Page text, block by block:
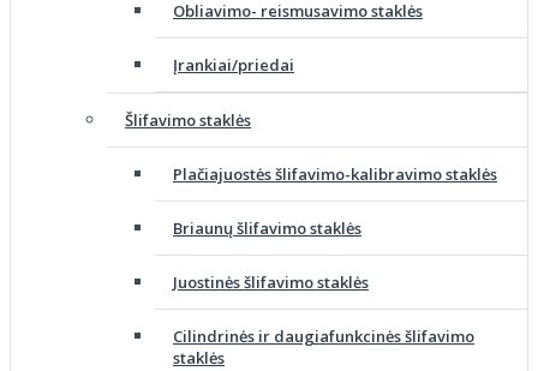
Obliavimo- reismusavimo staklės
Įrankiai/priedai
Šlifavimo staklės
Plačiajuostės šlifavimo-kalibravimo staklės
Briaunų šlifavimo staklės
Juostinės šlifavimo staklės
Cilindrinės ir daugiafunkcinės šlifavimo
staklės